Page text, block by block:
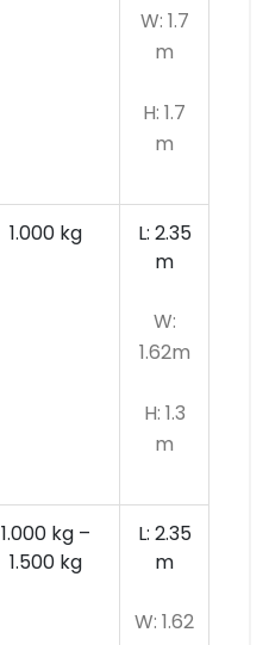
W: 1.7
m
H: 1.7
m
1.000 kg
L: 2.35
m
W:
1.62m
H: 1.3
m
1.000 kg –
1.500 kg
L: 2.35
m
W: 1.62